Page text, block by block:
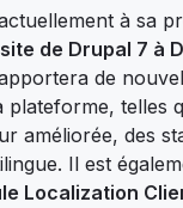
à sa
de Drupal 7 à
de
plateforme, telles
améliorée, des
Il est
Localization